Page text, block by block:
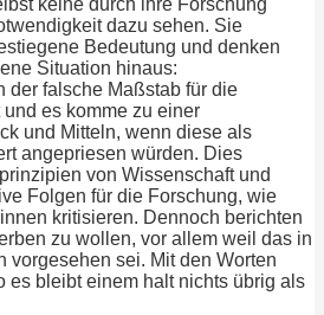
keine durch ihre Forschung
dazu sehen. Sie
Bedeutung und denken
Situation hinaus:
der falsche Maßstab für die
es komme zu einer
und Mitteln, wenn diese als
angepriesen würden. Dies
von Wissenschaft und
Folgen für die Forschung, wie
kritisieren. Dennoch berichten
zu wollen, vor allem weil das in
vorgesehen sei. Mit den Worten
es bleibt einem halt nichts übrig als